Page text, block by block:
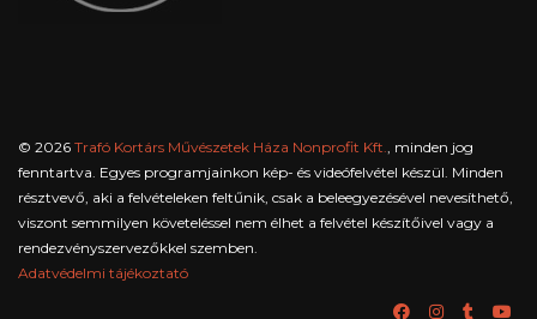
© 2026 Trafó Kortárs Művészetek Háza Nonprofit Kft.
, minden jog
fenntartva. Egyes programjainkon kép- és videófelvétel készül. Minden
résztvevő, aki a felvételeken feltűnik, csak a beleegyezésével nevesíthető,
viszont semmilyen követeléssel nem élhet a felvétel készítőivel vagy a
rendezvényszervezőkkel szemben.
Adatvédelmi tájékoztató